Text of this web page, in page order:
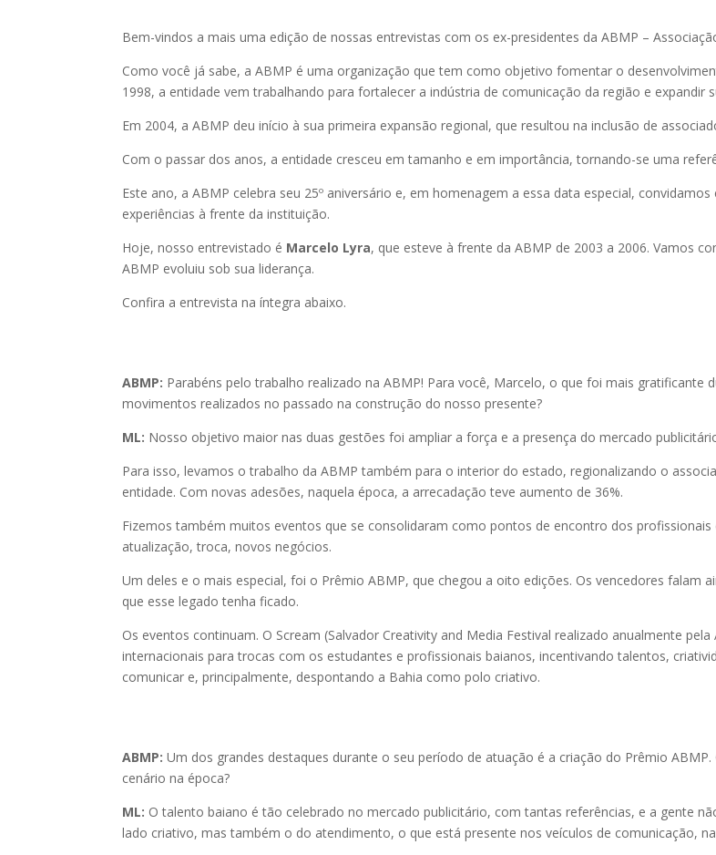
Bem-vindos a mais uma edição de nossas entrevistas com os ex-presidentes da ABMP –
Como você já sabe, a ABMP é uma organização que tem como objetivo fomentar o
1998, a entidade vem trabalhando para fortalecer a indústria de comunicação da região e expandir
Em 2004, a ABMP deu início à sua primeira expansão regional, que resultou na inclusão de
Com o passar dos anos, a entidade cresceu em tamanho e em importância, tornando-se uma
Este ano, a ABMP celebra seu 25º aniversário e, em homenagem a essa data especial,
experiências à frente da instituição.
Hoje, nosso entrevistado é Marcelo Lyra, que esteve à frente da ABMP de 2003 a 2006. Vamos
ABMP evoluiu sob sua liderança.
Confira a entrevista na íntegra abaixo.
ABMP: Parabéns pelo trabalho realizado na ABMP! Para você, Marcelo, o que foi mais gratificante
movimentos realizados no passado na construção do nosso presente?
ML: Nosso objetivo maior nas duas gestões foi ampliar a força e a presença do mercado
Para isso, levamos o trabalho da ABMP também para o interior do estado, regionalizando o
entidade. Com novas adesões, naquela época, a arrecadação teve aumento de 36%.
Fizemos também muitos eventos que se consolidaram como pontos de encontro dos
atualização, troca, novos negócios.
Um deles e o mais especial, foi o Prêmio ABMP, que chegou a oito edições. Os vencedores falam
que esse legado tenha ficado.
Os eventos continuam. O Scream (Salvador Creativity and Media Festival realizado anualmente
internacionais para trocas com os estudantes e profissionais baianos, incentivando talentos,
comunicar e, principalmente, despontando a Bahia como polo criativo.
ABMP:Um dos grandes destaques durante o seu período de atuação é a criação do Prêmio
cenário na época?
ML: O talento baiano é tão celebrado no mercado publicitário, com tantas referências, e a gente
lado criativo, mas também o do atendimento, o que está presente nos veículos de comunicação,